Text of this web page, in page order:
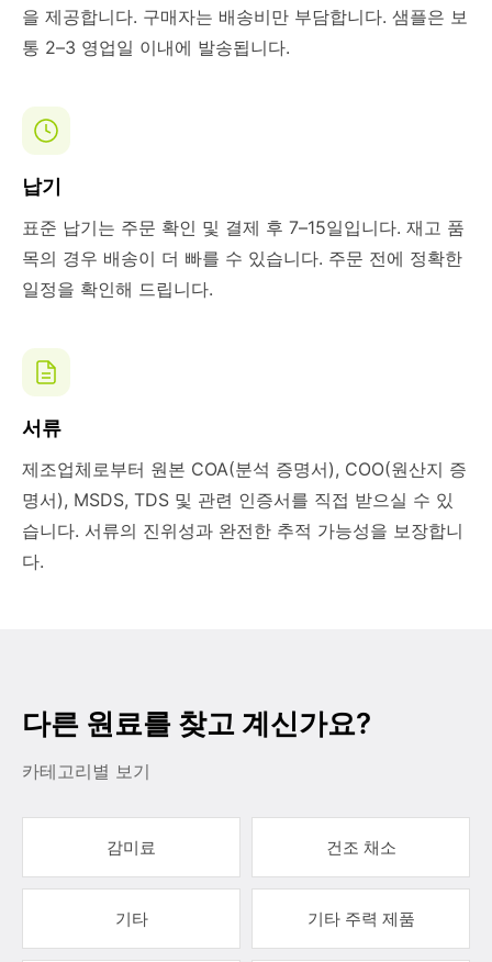
을 제공합니다. 구매자는 배송비만 부담합니다. 샘플은 보
통 2–3 영업일 이내에 발송됩니다.
납기
표준 납기는 주문 확인 및 결제 후 7–15일입니다. 재고 품
목의 경우 배송이 더 빠를 수 있습니다. 주문 전에 정확한
일정을 확인해 드립니다.
서류
제조업체로부터 원본 COA(분석 증명서), COO(원산지 증
명서), MSDS, TDS 및 관련 인증서를 직접 받으실 수 있
습니다. 서류의 진위성과 완전한 추적 가능성을 보장합니
다.
다른 원료를 찾고 계신가요?
카테고리별 보기
감미료 건조 채소
기타 기타 주력 제품